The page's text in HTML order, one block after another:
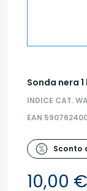
Sonda nera
INDICE CAT.
EAN
Sconto
10,00 €